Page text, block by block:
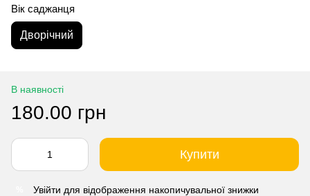
Вік саджанця
Дворічний
В наявності
180.00 грн
Купити
Увійти для відображення накопичувальної знижки